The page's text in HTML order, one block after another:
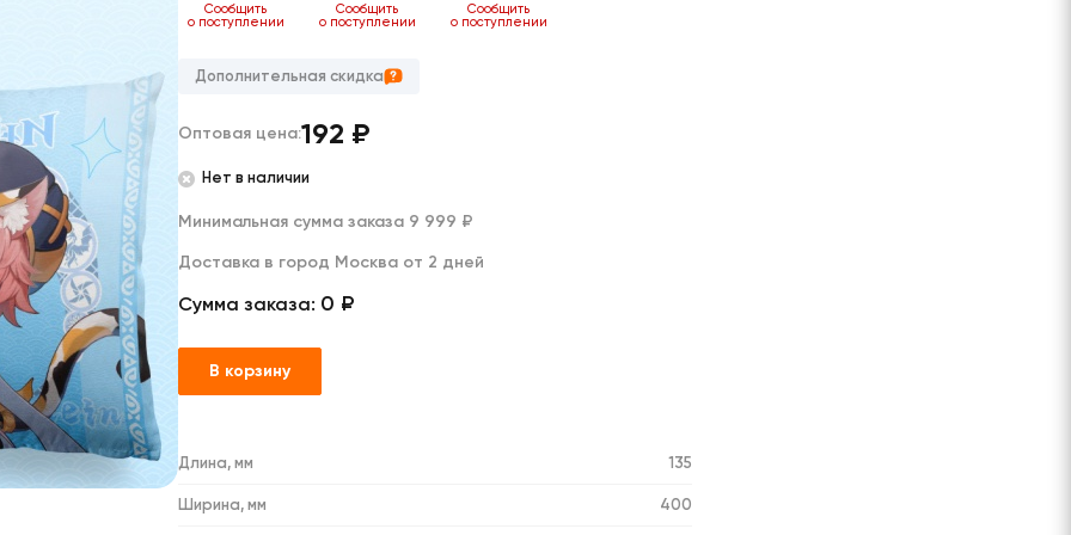
Мягкие игрушки
Сообщить
о поступлении
Сообщить
о поступлении
Сообщить
о поступлении
Дополнительная скидка
Оптовая цена:192 ₽
Нет в наличии
Минимальная сумма заказа 9 999 ₽
Доставка в город Москва от 2 дней
Сумма заказа: 0 ₽
В корзину
Длина, мм 135
Ширина, мм 400